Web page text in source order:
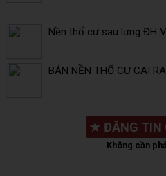
Nền thổ cư sau lưng ĐH
BÁN NỀN THỔ CƯ CAI
★ ĐĂNG TIN
Không cần